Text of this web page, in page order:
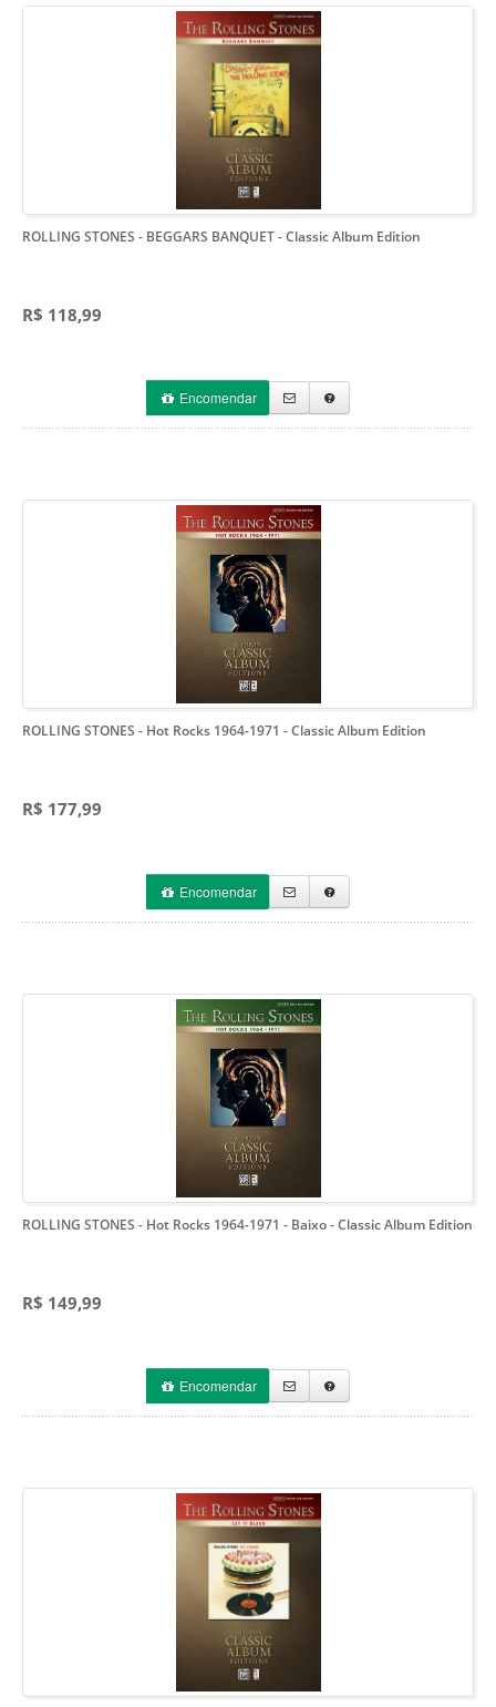
ROLLING STONES - BEGGARS BANQUET- Classic Album Edition
R$ 118,99
Encomendar
ROLLING STONES - Hot Rocks 1964-1971 - Classic Album Edition
R$ 177,99
Encomendar
ROLLING STONES - Hot Rocks 1964-1971 - Baixo- Classic Album Edition
R$ 149,99
Encomendar